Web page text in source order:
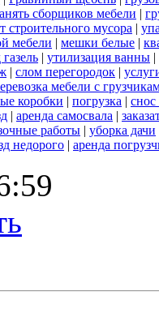
сборщиков мебели |
строительного мусора |
мебели | мешки белые |
| утилизация ванны |
| слом перегородок |
мебели с
коробки | погрузка | снос
| аренда самосвала |
работы | уборка дачи
недорого | аренда